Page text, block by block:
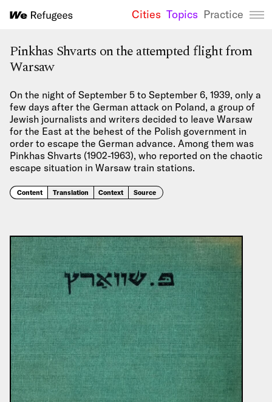
We
Cities Topics Practice
Pinkhas Shvarts on the attempted flight from
Warsaw
On the night of September 5 to September 6, 1939, only a
few days after the German attack on Poland, a group of
Jewish journalists and writers decided to leave Warsaw
for the East at the behest of the Polish government in
order to escape the German advance. Among them was
Pinkhas Shvarts (1902-1963), who reported on the chaotic
escape situation in Warsaw train stations.
Content Translation Context Source